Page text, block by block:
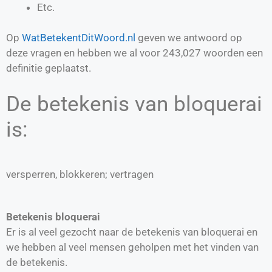
Etc.
Op WatBetekentDitWoord.nl geven we antwoord op
deze vragen en hebben we al voor 243,027 woorden een
definitie geplaatst.
De betekenis van bloquerai
is:
versperren, blokkeren; vertragen
Betekenis bloquerai
Er is al veel gezocht naar de betekenis van bloquerai en
we hebben al veel mensen geholpen met het vinden van
de betekenis.